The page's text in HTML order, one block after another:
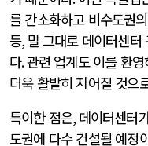
를 간소화하고 비수도권
등, 말 그대로 데이터센터
다.관련 업계도 이를 환
더욱 활발히 지어질 것으
특이한 점은, 데이터센터
도권에 다수 건설될 예정